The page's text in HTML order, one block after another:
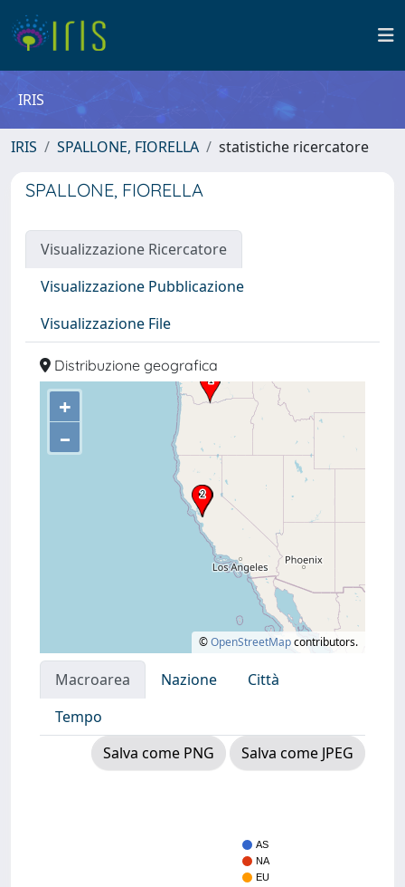
IRIS
IRIS SPALLONE, FIORELLA statistiche ricercatore
SPALLONE, FIORELLA
Visualizzazione Ricercatore
Visualizzazione Pubblicazione
Visualizzazione File
Distribuzione geografica
+
–
©OpenStreetMapcontributors.
Macroarea Nazione
Città
Tempo
Salva come PNG
Salva come JPEG
AS
NA
EU